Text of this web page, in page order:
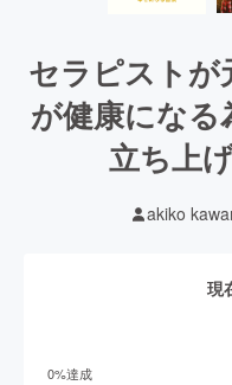
セラピストが
が健康になる
立ち上
akiko
現
0%達成